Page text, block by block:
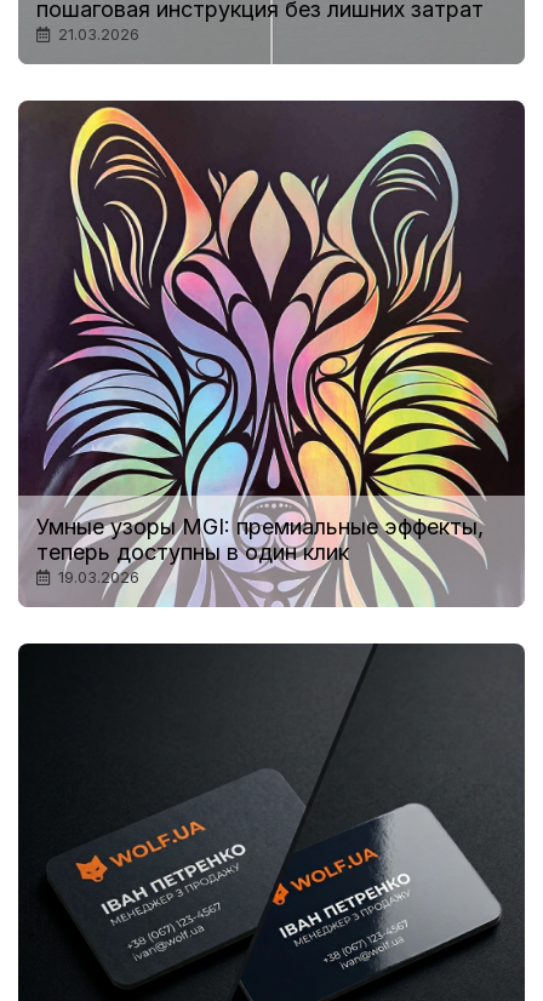
пошаговая инструкция без лишних затрат
21.03.2026
Умные узоры MGI: премиальные эффекты,
теперь доступны в один клик
19.03.2026